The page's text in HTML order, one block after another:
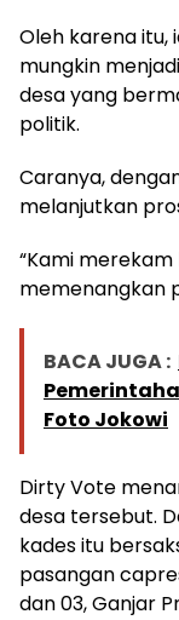
Oleh karena itu,
mungkin
desa yang
politik.
Caranya,
melanjutkan
“Kami
memenangkan
BACA JUGA :
Foto Jokowi
Dirty Vote
desa tersebut.
kades itu
pasangan
dan 03, Ganjar